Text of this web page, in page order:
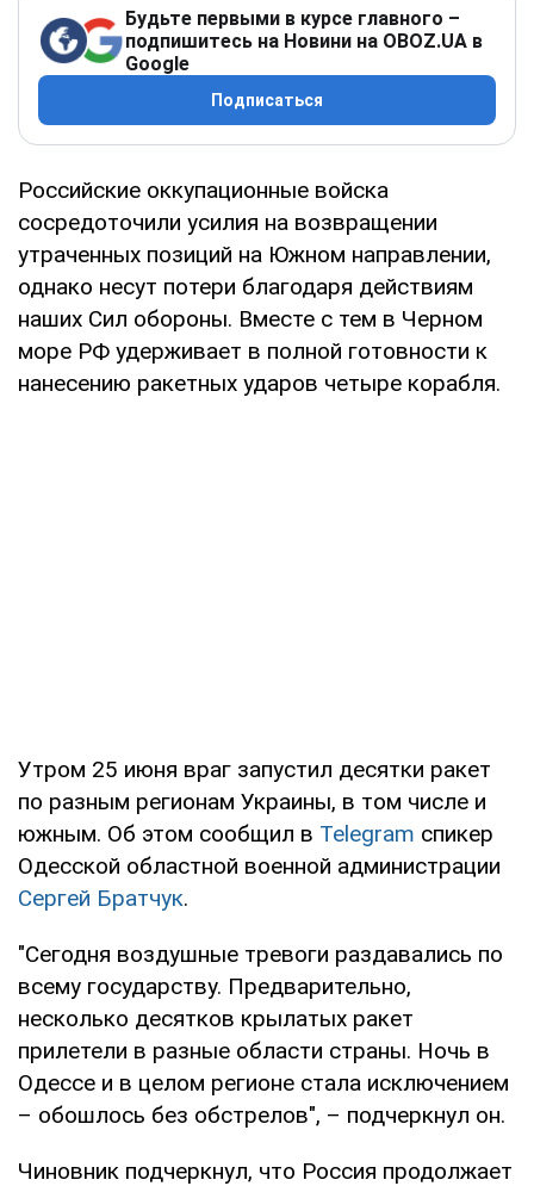
Будьте первыми в курсе главного –
подпишитесь на Новини на OBOZ.UA в
Google
Подписаться
Российские оккупационные войска
сосредоточили усилия на возвращении
утраченных позиций на Южном направлении,
однако несут потери благодаря действиям
наших Сил обороны. Вместе с тем в Черном
море РФ удерживает в полной готовности к
нанесению ракетных ударов четыре корабля.
Утром 25 июня враг запустил десятки ракет
по разным регионам Украины, в том числе и
южным. Об этом сообщил в Telegram спикер
Одесской областной военной администрации
Сергей Братчук.
"Сегодня воздушные тревоги раздавались по
всему государству. Предварительно,
несколько десятков крылатых ракет
прилетели в разные области страны. Ночь в
Одессе и в целом регионе стала исключением
– обошлось без обстрелов", – подчеркнул он.
Чиновник подчеркнул, что Россия продолжает